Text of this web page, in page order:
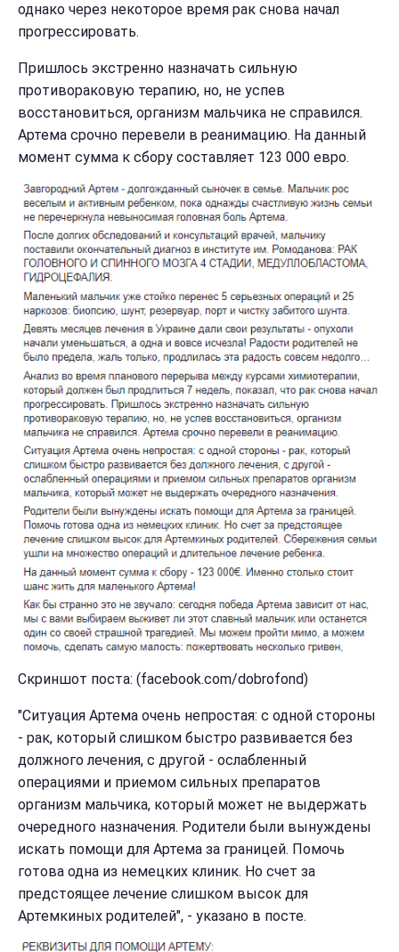
однако через некоторое время рак снова начал
прогрессировать.
Пришлось экстренно назначать сильную
противораковую терапию, но, не успев
восстановиться, организм мальчика не справился.
Артема срочно перевели в реанимацию. На данный
момент сумма к сбору составляет 123 000 евро.
Скриншот поста: (facebook.com/dobrofond)
"Ситуация Артема очень непростая: с одной стороны
- рак, который слишком быстро развивается без
должного лечения, с другой - ослабленный
операциями и приемом сильных препаратов
организм мальчика, который может не выдержать
очередного назначения. Родители были вынуждены
искать помощи для Артема за границей. Помочь
готова одна из немецких клиник. Но счет за
предстоящее лечение слишком высок для
Артемкиных родителей", - указано в посте.